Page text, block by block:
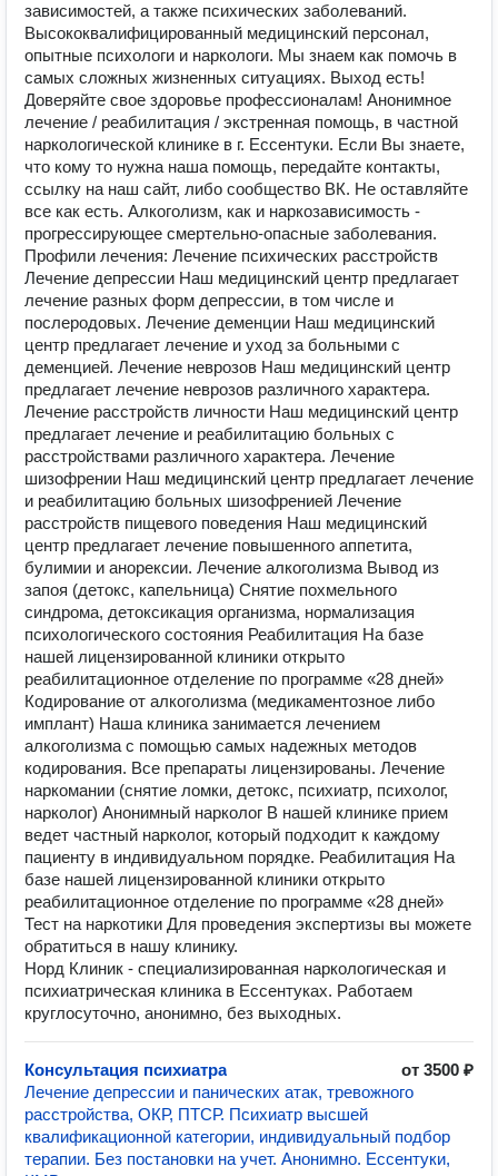
зависимостей, а также психических заболеваний.
Высококвалифицированный медицинский персонал,
опытные психологи и наркологи. Мы знаем как помочь в
самых сложных жизненных ситуациях. Выход есть!
Доверяйте свое здоровье профессионалам! Анонимное
лечение / реабилитация / экстренная помощь, в частной
наркологической клинике в г. Ессентуки. Если Вы знаете,
что кому то нужна наша помощь, передайте контакты,
ссылку на наш сайт, либо сообщество ВК. Не оставляйте
все как есть. Алкоголизм, как и наркозависимость -
прогрессирующее смертельно-опасные заболевания.
Профили лечения: Лечение психических расстройств
Лечение депрессии Наш медицинский центр предлагает
лечение разных форм депрессии, в том числе и
послеродовых. Лечение деменции Наш медицинский
центр предлагает лечение и уход за больными с
деменцией. Лечение неврозов Наш медицинский центр
предлагает лечение неврозов различного характера.
Лечение расстройств личности Наш медицинский центр
предлагает лечение и реабилитацию больных с
расстройствами различного характера. Лечение
шизофрении Наш медицинский центр предлагает лечение
и реабилитацию больных шизофренией Лечение
расстройств пищевого поведения Наш медицинский
центр предлагает лечение повышенного аппетита,
булимии и анорексии. Лечение алкоголизма Вывод из
запоя (детокс, капельница) Снятие похмельного
синдрома, детоксикация организма, нормализация
психологического состояния Реабилитация На базе
нашей лицензированной клиники открыто
реабилитационное отделение по программе «28 дней»
Кодирование от алкоголизма (медикаментозное либо
имплант) Наша клиника занимается лечением
алкоголизма с помощью самых надежных методов
кодирования. Все препараты лицензированы. Лечение
наркомании (снятие ломки, детокс, психиатр, психолог,
нарколог) Анонимный нарколог В нашей клинике прием
ведет частный нарколог, который подходит к каждому
пациенту в индивидуальном порядке. Реабилитация На
базе нашей лицензированной клиники открыто
реабилитационное отделение по программе «28 дней»
Тест на наркотики Для проведения экспертизы вы можете
обратиться в нашу клинику.
Норд Клиник - специализированная наркологическая и
психиатрическая клиника в Ессентуках. Работаем
круглосуточно, анонимно, без выходных.
Консультация психиатра
от 3500 ₽
Лечение депрессии и панических атак, тревожного
расстройства, ОКР, ПТСР. Психиатр высшей
квалификационной категории, индивидуальный подбор
терапии. Без постановки на учет. Анонимно. Ессентуки,